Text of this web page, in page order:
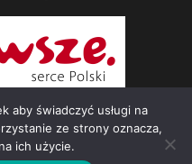
aby świadczyć usługi na
ze strony oznacza,
ich użycie.